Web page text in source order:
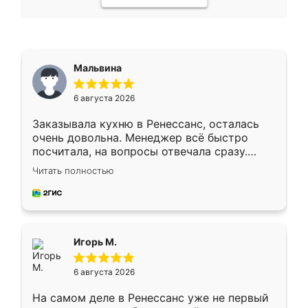
Мальвина
6 августа 2026
Заказывала кухню в Ренессанс, осталась
очень довольна. Менеджер всё быстро
посчитала, на вопросы отвечала сразу.
Замерщик приехал в субботу, подошёл к
делу со всей ответственностью. Собрали
за день, ребята работали аккуратно, даже
Читать полностью
Игорь М.
6 августа 2026
На самом деле в Ренессанс уже не первый